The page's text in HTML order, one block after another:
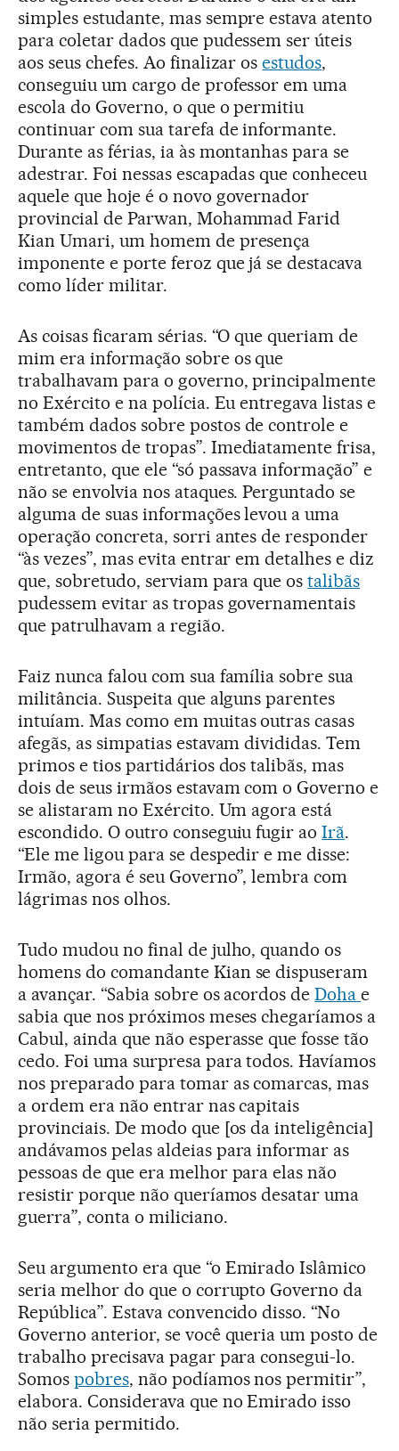
simples estudante, mas sempre estava atento
para coletar dados que pudessem ser úteis
aos seus chefes. Ao finalizar osestudos,
conseguiu um cargo de professor em uma
escola do Governo, o que o permitiu
continuar com sua tarefa de informante.
Durante as férias, ia às montanhas para se
adestrar. Foi nessas escapadas que conheceu
aquele que hoje é o novo governador
provincial de Parwan, Mohammad Farid
Kian Umari, um homem de presença
imponente e porte feroz que já se destacava
como líder militar.
As coisas ficaram sérias. “O que queriam de
mim era informação sobre os que
trabalhavam para o governo, principalmente
no Exército e na polícia. Eu entregava listas e
também dados sobre postos de controle e
movimentos de tropas”. Imediatamente frisa,
entretanto, que ele “só passava informação” e
não se envolvia nos ataques. Perguntado se
alguma de suas informações levou a uma
operação concreta, sorri antes de responder
“às vezes”, mas evita entrar em detalhes e diz
que, sobretudo, serviam para que ostalibãs
pudessem evitar as tropas governamentais
que patrulhavam a região.
Faiz nunca falou com sua família sobre sua
militância. Suspeita que alguns parentes
intuíam. Mas como em muitas outras casas
afegãs, as simpatias estavam divididas. Tem
primos e tios partidários dos talibãs, mas
dois de seus irmãos estavam com o Governo e
se alistaram no Exército. Um agora está
escondido. O outro conseguiu fugir aoIrã.
“Ele me ligou para se despedir e me disse:
Irmão, agora é seu Governo”, lembra com
lágrimas nos olhos.
Tudo mudou no final de julho, quando os
homens do comandante Kian se dispuseram
a avançar. “Sabia sobre os acordos deDohae
sabia que nos próximos meses chegaríamos a
Cabul, ainda que não esperasse que fosse tão
cedo. Foi uma surpresa para todos. Havíamos
nos preparado para tomar as comarcas, mas
a ordem era não entrar nas capitais
provinciais. De modo que [os da inteligência]
andávamos pelas aldeias para informar as
pessoas de que era melhor para elas não
resistir porque não queríamos desatar uma
guerra”, conta o miliciano.
Seu argumento era que “o Emirado Islâmico
seria melhor do que o corrupto Governo da
República”. Estava convencido disso. “No
Governo anterior, se você queria um posto de
trabalho precisava pagar para consegui-lo.
Somos pobres, não podíamos nos permitir”,
elabora. Considerava que no Emirado isso
não seria permitido.